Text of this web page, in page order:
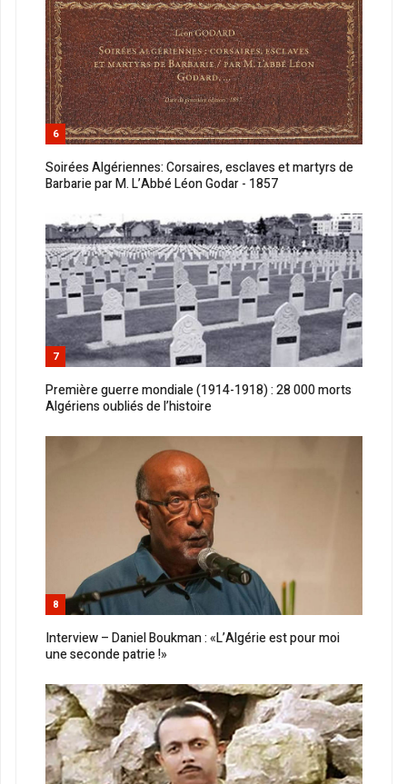
6
Soirées Algériennes: Corsaires, esclaves et martyrs de
Barbarie par M. L’Abbé Léon Godar - 1857
7
Première guerre mondiale (1914-1918) : 28 000 morts
Algériens oubliés de l’histoire
8
Interview – Daniel Boukman : «L’Algérie est pour moi
une seconde patrie !»